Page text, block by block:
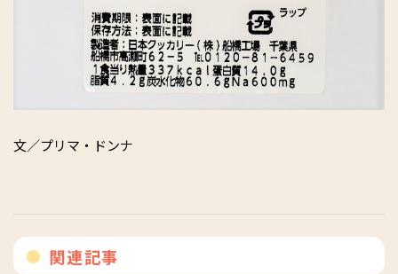
文／プリマ・ドンナ
関連記事